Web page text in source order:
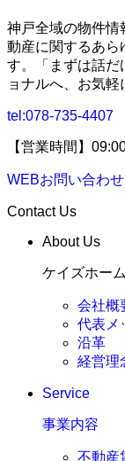
神戸全域の物件情
動産に関するあら
す。「まずは話だ
ョナルへ、お気軽
tel:078-735-4407
【営業時間】
WEBお問い合わせ
Contact Us
About Us
ケイズホー
会社概
代表メ
沿革
経営理
Service
事業内容
不動産